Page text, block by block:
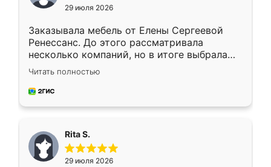
29 июля 2026
Заказывала мебель от Елены Сергеевой
Ренессанс. До этого рассматривала
несколько компаний, но в итоге выбрала
эту. Сначала обговорили условия, потом
приехал замерщик, всё спокойно объяснил
и снял размеры. Изготовили в срок, с
каких-либо доработок. Качеством осталась
довольна, все выглядит так, как и ожидала.
Читать полностью
Rita S.
29 июля 2026